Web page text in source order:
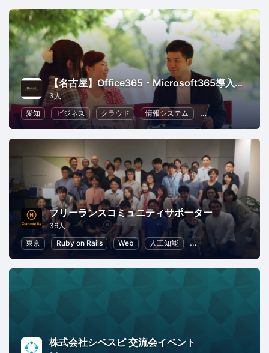
【名古屋】Office365・Microsoft365導入セミナー（中部）
3人
愛知
ビジネス クラウド 情報システム コミュニケーション
フリーランスコミュニティサポーター
36人
東京
Ruby on Rails Web 人工知能 情報システム
株式会社シベスピ 交流会イベント